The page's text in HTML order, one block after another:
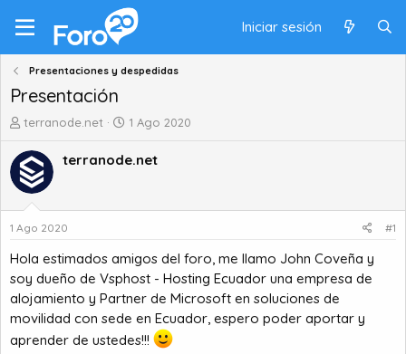
Iniciar sesión
Presentaciones y despedidas
Presentación
A
t
o
r
d
e
e
m
a
terranode.net
F
c
d
n
i
c
o
1 Ago 2020
terranode.net
1 Ago 2020 #1
Hola estimados amigos del foro, me llamo John Coveña y
soy dueño de Vsphost - Hosting Ecuador una empresa de
alojamiento y Partner de Microsoft en soluciones de
movilidad con sede en Ecuador, espero poder aportar y
aprender de ustedes!!!